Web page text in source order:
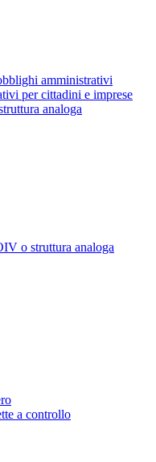
amministrativi
per cittadini e imprese
analoga
o struttura analoga
a controllo